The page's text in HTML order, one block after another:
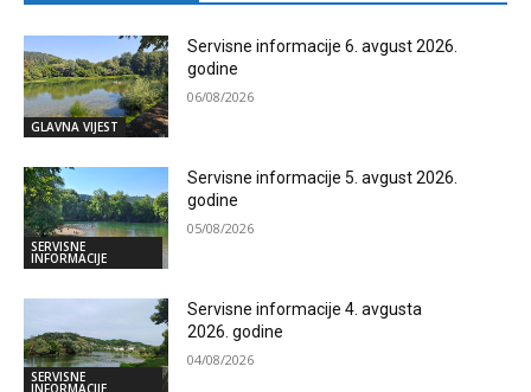
GLAVNA VIJEST
Servisne informacije 6. avgust 2026.
godine
06/08/2026
SERVISNE
INFORMACIJE
Servisne informacije 5. avgust 2026.
godine
05/08/2026
SERVISNE
Servisne informacije 4. avgusta
2026. godine
04/08/2026